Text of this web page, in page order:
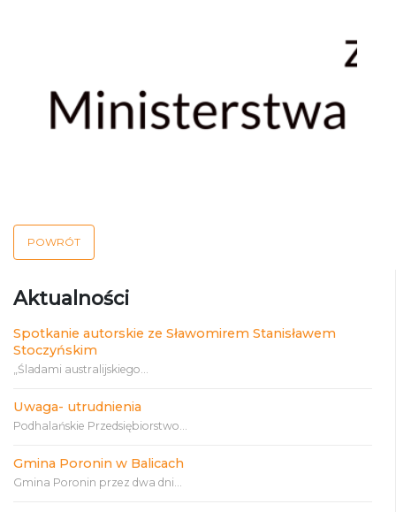
Aktualności
Spotkanie autorskie ze Sławomirem Stanisławem
Stoczyńskim
„Śladami australijskiego...
Uwaga- utrudnienia
Podhalańskie Przedsiębiorstwo...
Gmina Poronin w Balicach
Gmina Poronin przez dwa dni...
POWRÓT